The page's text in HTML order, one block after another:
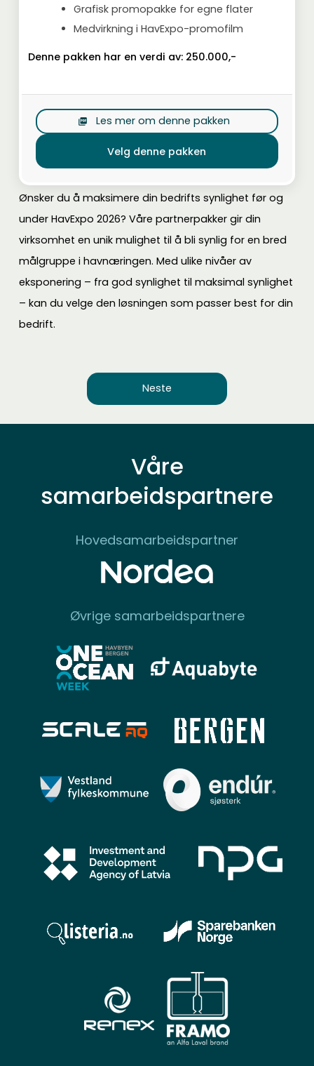
Grafisk promopakke for egne flater
Medvirkning i HavExpo-promofilm
Denne pakken har en verdi av: 250.000,-
picture_as_pdf Les mer om denne pakken
Velg denne pakken
Ønsker du å maksimere din bedrifts synlighet før og
under HavExpo 2026? Våre partnerpakker gir din
virksomhet en unik mulighet til å bli synlig for en bred
målgruppe i havnæringen. Med ulike nivåer av
eksponering – fra god synlighet til maksimal synlighet
– kan du velge den løsningen som passer best for din
bedrift.
Våre
samarbeidspartnere
Hovedsamarbeidspartner
Øvrige samarbeidspartnere